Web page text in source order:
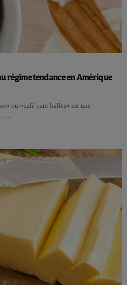
régime tendance en Amérique
ou «café pare-balles» est une